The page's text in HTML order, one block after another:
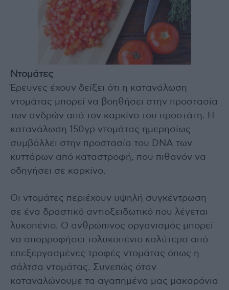
Ντομάτες
Έρευνες έχουν δείξει ότι η κατανάλωση
ντομάτας μπορεί να βοηθήσει στην προστασία
των ανδρών από τον καρκίνο του προστάτη. Η
κατανάλωση 150γρ ντομάτας ημερησίως
συμβάλλει στην προστασία του DNA των
κυττάρων από καταστροφή, που πιθανόν να
οδηγήσει σε καρκίνο.
Οι ντομάτες περιέχουν υψηλή συγκέντρωση
σε ένα δραστικό αντιοξειδωτικό που λέγεται
λυκοπένιο. Ο ανθρώπινος οργανισμός μπορεί
να απορροφήσει τολυκοπένιο καλύτερα από
επεξεργασμένες τροφές ντομάτας όπως η
σάλτσα ντομάτας. Συνεπώς όταν
καταναλώνουμε τα αγαπημένα μας μακαρόνια